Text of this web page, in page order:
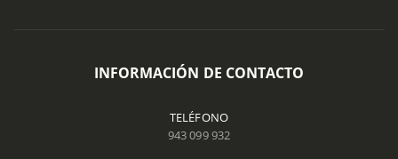
INFORMACIÓN DE CONTACTO
TELÉFONO
943 099 932